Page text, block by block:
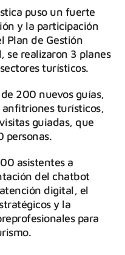
puso un fuerte
y la participación
Plan de Gestión
se realizaron 3 planes
turísticos.
200 nuevos guías,
anfitriones turísticos,
guiadas, que
personas.
asistentes a
del chatbot
digital, el
y la
para